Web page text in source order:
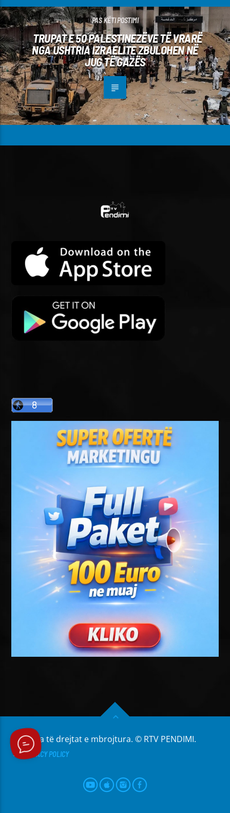
PAS KËTI POSTIMI
TRUPAT E 50 PALESTINEZËVE TË VRARË
NGA USHTRIA IZRAELITE ZBULOHEN NË
JUG TË GAZËS
Të gjitha të drejtat e mbrojtura. © RTV PENDIMI.
PRIVACY POLICY